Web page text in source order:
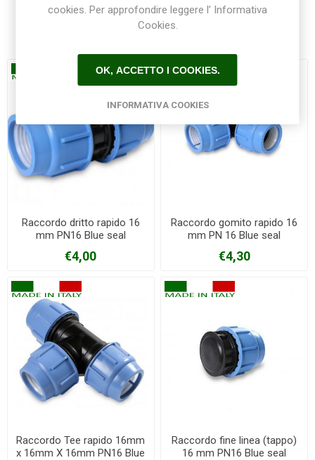
Prodotti correlati
Raccordo dritto rapido 16
mm PN16 Blue seal
€4,00
Raccordo gomito rapido 16
mm PN 16 Blue seal
€4,30
Raccordo Tee rapido 16mm
x 16mm X 16mm PN16 Blue
Raccordo fine linea (tappo)
16 mm PN16 Blue seal
cookies. Per approfondire leggere l’ Informativa
Cookies.
OK, ACCETTO I COOKIES.
INFORMATIVA COOKIES